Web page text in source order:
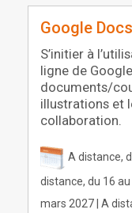
Google
S’initier à
ligne de
documents/
illustrations et
collaboration.
A distance,
distance, du 16
mars 2027 | A